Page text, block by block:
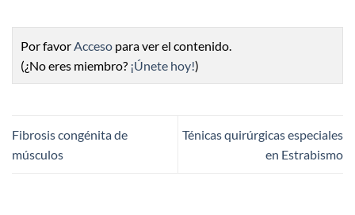
Por favorAcceso para ver el contenido.
(¿No eres miembro? ¡Únete hoy!)
Fibrosis congénita de
músculos
Ténicas quirúrgicas especiales
en Estrabismo